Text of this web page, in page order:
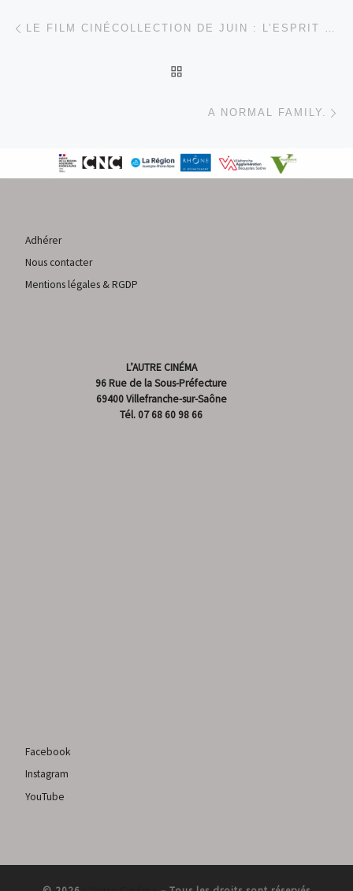
Parcourir les articles LE FILM CINÉCOLLECTION DE JUIN : L’ESPRIT DE LA RUCHE
A NORMAL FAMILY.
Adhérer
Nous contacter
Mentions légales & RGDP
L’AUTRE CINÉMA
96 Rue de la Sous-Préfecture
69400 Villefranche-sur-Saône
Tél. 07 68 60 98 66
Facebook
Instagram
YouTube